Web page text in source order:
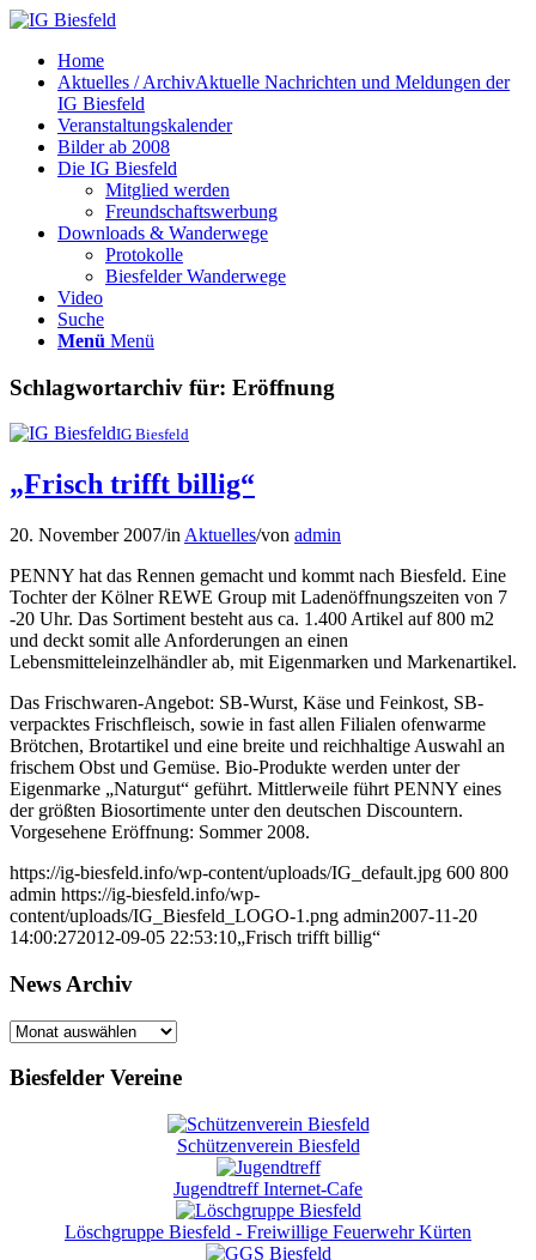
Home
Aktuelles / ArchivAktuelle Nachrichten und Meldungen der
IG Biesfeld
Veranstaltungskalender
Bilder ab 2008
Die IG Biesfeld
Mitglied werden
Freundschaftswerbung
Downloads & Wanderwege
Protokolle
Biesfelder Wanderwege
Video
Suche
Menü Menü
Schlagwortarchiv für: Eröffnung
IG Biesfeld
„Frisch trifft billig“
20. November 2007/in Aktuelles/von admin
PENNY hat das Rennen gemacht und kommt nach Biesfeld. Eine
Tochter der Kölner REWE Group mit Ladenöffnungszeiten von 7
-20 Uhr. Das Sortiment besteht aus ca. 1.400 Artikel auf 800 m2
und deckt somit alle Anforderungen an einen
Lebensmitteleinzelhändler ab, mit Eigenmarken und Markenartikel.
Das Frischwaren-Angebot: SB-Wurst, Käse und Feinkost, SB-
verpacktes Frischfleisch, sowie in fast allen Filialen ofenwarme
Brötchen, Brotartikel und eine breite und reichhaltige Auswahl an
frischem Obst und Gemüse. Bio-Produkte werden unter der
Eigenmarke „Naturgut“ geführt. Mittlerweile führt PENNY eines
der größten Biosortimente unter den deutschen Discountern.
Vorgesehene Eröffnung: Sommer 2008.
https://ig-biesfeld.info/wp-content/uploads/IG_default.jpg 600 800
admin https://ig-biesfeld.info/wp-
content/uploads/IG_Biesfeld_LOGO-1.png admin2007-11-20
14:00:272012-09-05 22:53:10„Frisch trifft billig“
News Archiv
News
Biesfelder Vereine
Schützenverein Biesfeld
Jugendtreff Internet-Cafe
Löschgruppe Biesfeld - Freiwillige Feuerwehr Kürten